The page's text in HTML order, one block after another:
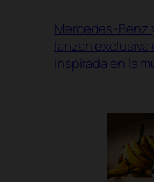
Mercedes-Benz
lanzan
inspirada en la